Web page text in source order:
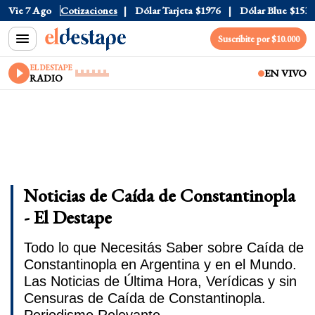
Vie 7 Ago Cotizaciones
Dólar Oficial $1520 Dólar Tarjeta $1976 Dólar Blue $1530
Suscribite por $10.000
EL DESTAPE
RADIO EN VIVO
Noticias de Caída de Constantinopla
- El Destape
Todo lo que Necesitás Saber sobre Caída de
Constantinopla en Argentina y en el Mundo.
Las Noticias de Última Hora, Verídicas y sin
Censuras de Caída de Constantinopla.